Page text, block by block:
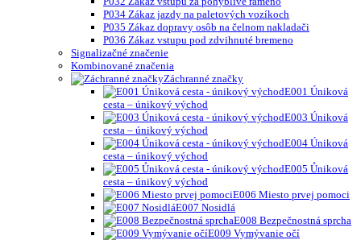
P034 Zákaz jazdy na paletových vozíkoch
P035 Zákaz dopravy osôb na čelnom nakladači
P036 Zákaz vstupu pod zdvihnuté bremeno
Signalizačné značenie
Kombinované značenia
Záchranné značky
E001 Úniková
cesta – únikový východ
E003 Úniková
cesta – únikový východ
E004 Úniková
cesta – únikový východ
E005 Ůniková
cesta – únikový východ
E006 Miesto prvej pomoci
E007 Nosidlá
E008 Bezpečnostná sprcha
E009 Vymývanie očí